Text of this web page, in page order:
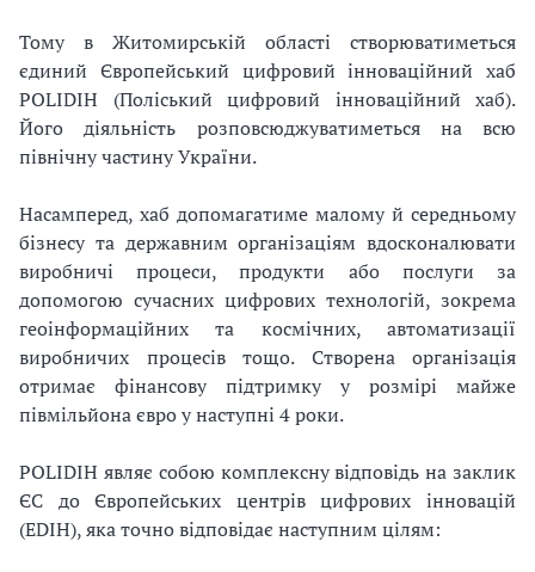
Тому в Житомирській області створюватиметься
єдиний Європейський цифровий інноваційний хаб
POLIDIH (Поліський цифровий інноваційний хаб).
Його діяльність розповсюджуватиметься на всю
північну частину України.
Насамперед, хаб допомагатиме малому й середньому
бізнесу та державним організаціям вдосконалювати
виробничі процеси, продукти або послуги за
допомогою сучасних цифрових технологій, зокрема
геоінформаційних та космічних, автоматизації
виробничих процесів тощо. Створена організація
отримає фінансову підтримку у розмірі майже
півмільйона євро у наступні 4 роки.
POLIDIH являє собою комплексну відповідь на заклик
ЄС до Європейських центрів цифрових інновацій
(EDIH), яка точно відповідає наступним цілям: